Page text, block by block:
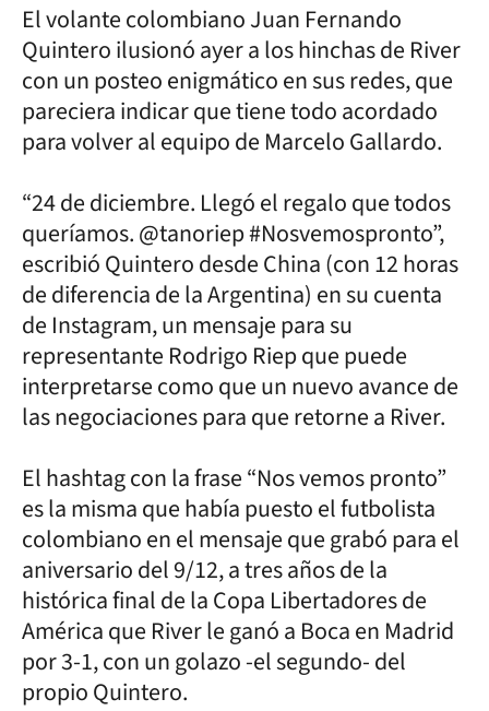
El volante colombiano Juan Fernando
Quintero ilusionó ayer a los hinchas de River
con un posteo enigmático en sus redes, que
pareciera indicar que tiene todo acordado
para volver al equipo de Marcelo Gallardo.
“24 de diciembre. Llegó el regalo que todos
queríamos. @tanoriep #Nosvemospronto”,
escribió Quintero desde China (con 12 horas
de diferencia de la Argentina) en su cuenta
de Instagram, un mensaje para su
representante Rodrigo Riep que puede
interpretarse como que un nuevo avance de
las negociaciones para que retorne a River.
El hashtag con la frase “Nos vemos pronto”
es la misma que había puesto el futbolista
colombiano en el mensaje que grabó para el
aniversario del 9/12, a tres años de la
histórica final de la Copa Libertadores de
América que River le ganó a Boca en Madrid
por 3-1, con un golazo -el segundo- del
propio Quintero.